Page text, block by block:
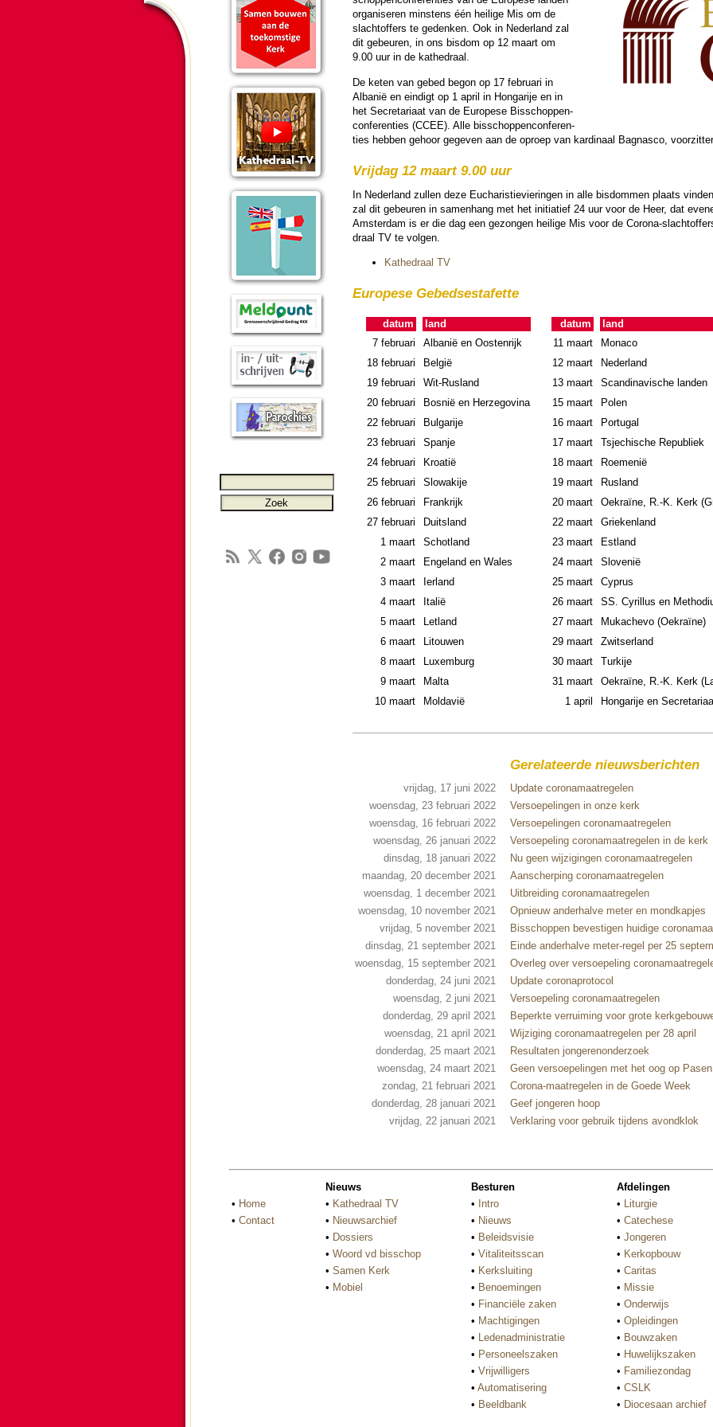
or­ga­ni­se­ren minstens één heilige Mis om de
slacht­of­fers te gedenken. Ook in Neder­land zal
dit gebeuren, in ons bisdom op 12 maart om
9.00 uur in de ka­the­draal.
De keten van gebed begon op 17 februari in
Albanië en ein­digt op 1 april in Hongarije en in
het Se­cre­ta­riaat van de Europese Bis­schop­pen­
con­fe­ren­ties (CCEE). Alle bis­schop­pen­con­fe­ren­
ties hebben gehoor gegeven aan de oproep van kar­di­naal Bagnasco,
Vrij­dag 12 maart 9.00 uur
In Neder­land zullen deze Eucha­ris­tie­vie­ringen in alle bis­dom­men plaats
zal dit gebeuren in samenhang met het ini­tia­tief 24 uur voor de Heer, dat
Am­ster­dam is er die dag een gezon­gen heilige Mis voor de Corona-
draal TV te volgen.
Ka­the­draal TV
Europese Gebeds­es­ta­fette
datum
land
7 februari
Albanië en Oos­ten­rijk
18 februari
België
19 februari
Wit-Rusland
20 februari
Bosnië en Herzegovina
22 februari
Bulgarije
23 februari
Spanje
24 februari
Kroatië
25 februari
Slowakije
26 februari
Frank­rijk
27 februari
Duits­land
1 maart
Schotland
2 maart
Engeland en Wales
3 maart
Ierland
4 maart
Italië
5 maart
Letland
6 maart
Litouwen
8 maart
Lu­xem­burg
9 maart
Malta
10 maart
Moldavië
datum
land
11 maart
Monaco
12 maart
Neder­land
13 maart
Scandina­vische lan­den
15 maart
Polen
16 maart
Portugal
17 maart
Tsje­chische Republiek
18 maart
Roemenië
19 maart
Rusland
20 maart
Oekraïne, R.-K. Kerk
22 maart
Griekenland
23 maart
Estland
24 maart
Slovenië
25 maart
Cyprus
26 maart
SS. Cyrillus en
27 maart
Mukachevo (Oekraïne)
29 maart
Zwitserland
30 maart
Turkije
31 maart
Oekraïne, R.-K. Kerk
1 april
Hongarije en
Gerelateerde nieuwsberichten
vrijdag, 17 juni 2022
Update coronamaatregelen
woensdag, 23 februari 2022
Versoepelingen in onze kerk
woensdag, 16 februari 2022
Versoepelingen coronamaatregelen
woensdag, 26 januari 2022
Versoepeling coronamaatregelen in de kerk
dinsdag, 18 januari 2022
Nu geen wijzigingen coronamaatregelen
maandag, 20 december 2021
Aanscherping coronamaatregelen
woensdag, 1 december 2021
Uitbreiding coronamaatregelen
woensdag, 10 november 2021
Opnieuw anderhalve meter en mondkapjes
vrijdag, 5 november 2021
Bisschoppen bevestigen huidige
dinsdag, 21 september 2021
Einde anderhalve meter-regel per 25
woensdag, 15 september 2021
Overleg over versoepeling
donderdag, 24 juni 2021
Update coronaprotocol
woensdag, 2 juni 2021
Versoepeling coronamaatregelen
donderdag, 29 april 2021
Beperkte verruiming voor grote
woensdag, 21 april 2021
Wijziging coronamaatregelen per 28 april
donderdag, 25 maart 2021
Resultaten jongerenonderzoek
woensdag, 24 maart 2021
Geen versoepelingen met het oog op Pasen
zondag, 21 februari 2021
Corona-maatregelen in de Goede Week
donderdag, 28 januari 2021
Geef jongeren hoop
vrijdag, 22 januari 2021
Verklaring voor gebruik tijdens avondklok
• Home
• Contact
Nieuws
• Kathedraal TV
• Nieuwsarchief
• Dossiers
• Woord vd bisschop
• Samen Kerk
• Mobiel
Besturen
• Intro
• Nieuws
• Beleidsvisie
• Vitaliteitsscan
• Kerksluiting
• Benoemingen
• Financiële zaken
• Machtigingen
• Ledenadministratie
• Personeelszaken
• Vrijwilligers
• Automatisering
• Beeldbank
Afdelingen
• Liturgie
• Catechese
• Jongeren
• Kerkopbouw
• Caritas
• Missie
• Onderwijs
• Opleidingen
• Bouwzaken
• Huwelijkszaken
• Familiezondag
• CSLK
• Diocesaan archief